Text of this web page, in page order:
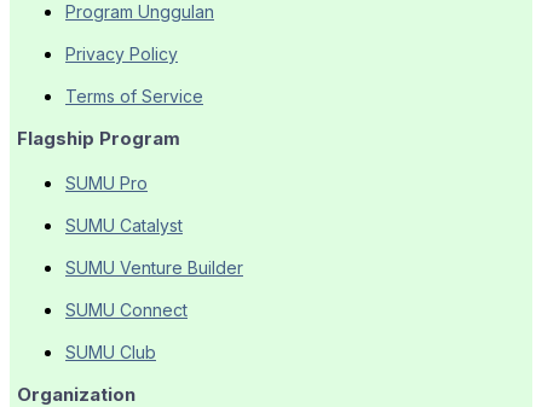
Program Unggulan
Privacy Policy
Terms of Service
Flagship Program
SUMU Pro
SUMU Catalyst
SUMU Venture Builder
SUMU Connect
SUMU Club
Organization